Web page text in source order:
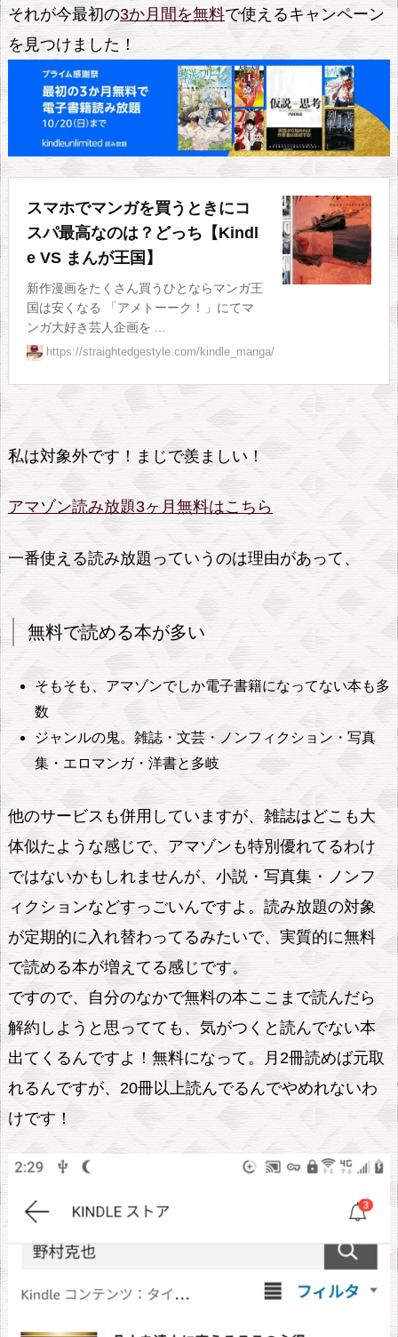
ス
1.
1.
無
料
で
読
め
る
本
多
い
1.
2.
リ
や
と
に
っ
て
き
た
3.
結
局
安
く
A
m
a
z
o
l
m
i
それが今最初の3か月間を無料で使えるキャンペーン
を見つけました！
スマホでマンガを買うときにコ
スパ最高なのは？どっち【Kindl
e VS まんが王国】
新作漫画をたくさん買うひとならマンガ王
国は安くなる 「アメトーーク！」にてマ
ンガ大好き芸人企画を ...
https://straightedgestyle.com/kindle_manga/
私は対象外です！まじで羨ましい！
アマゾン読み放題3ヶ月無料はこちら
一番使える読み放題っていうのは理由があって、
無料で読める本が多い
そもそも、アマゾンでしか電子書籍になってない本も多
数
ジャンルの鬼。雑誌・文芸・ノンフィクション・写真
集・エロマンガ・洋書と多岐
他のサービスも併用していますが、雑誌はどこも大
体似たような感じで、アマゾンも特別優れてるわけ
ではないかもしれませんが、小説・写真集・ノンフ
ィクションなどすっごいんですよ。読み放題の対象
が定期的に入れ替わってるみたいで、実質的に無料
で読める本が増えてる感じです。
ですので、自分のなかで無料の本ここまで読んだら
解約しようと思ってても、気がつくと読んでない本
出てくるんですよ！無料になって。月2冊読めば元取
れるんですが、20冊以上読んでるんでやめれないわ
けです！